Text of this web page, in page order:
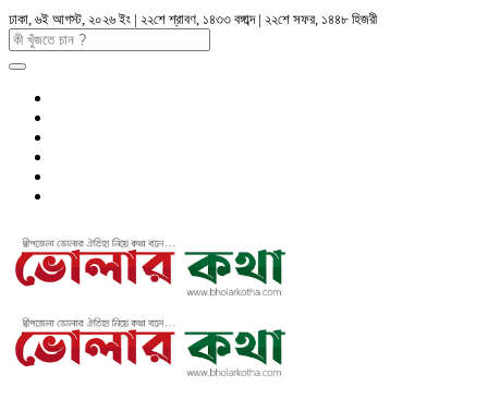
ঢাকা, ৬ই আগস্ট, ২০২৬ ইং | ২২শে শ্রাবণ, ১৪৩৩ বঙ্গাব্দ | ২২শে সফর, ১৪৪৮ হিজরী